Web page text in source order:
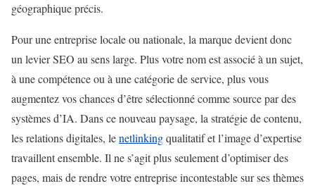
géographique précis.
Pour une entreprise locale ou nationale, la marque devient donc
un levier SEO au sens large. Plus votre nom est associé à un sujet,
à une compétence ou à une catégorie de service, plus vous
augmentez vos chances d’être sélectionné comme source par des
systèmes d’IA. Dans ce nouveau paysage, la stratégie de contenu,
les relations digitales, lenetlinkingqualitatif et l’image d’expertise
travaillent ensemble. Il ne s’agit plus seulement d’optimiser des
pages, mais de rendre votre entreprise incontestable sur ses thèmes